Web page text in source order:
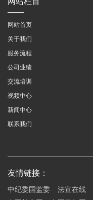
网站首页
关于我们
服务流程
公司业绩
交流培训
视频中心
新闻中心
联系我们
友情链接：
中纪委国监委 法宣在线